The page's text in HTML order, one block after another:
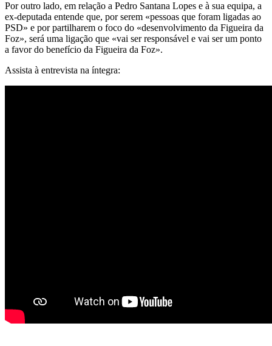
Por outro lado, em relação a Pedro Santana Lopes e à sua equipa, a
ex-deputada entende que, por serem «pessoas que foram ligadas ao
PSD» e por partilharem o foco do «desenvolvimento da Figueira da
Foz», será uma ligação que «vai ser responsável e vai ser um ponto
a favor do benefício da Figueira da Foz».
Assista à entrevista na íntegra: